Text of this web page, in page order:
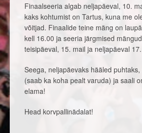
Finaalseeria algab neljapäeval, 10.
kaks kohtumist on Tartus, kuna me
võitjad. Finaalide teine mäng on
kell 16.00 ja seeria järgmised
teisipäeval, 15. mail ja neljapäeval
Seega, neljapäevaks hääled
(saab ka koha pealt varuda) ja saali
elama!
Head korvpallinädalat!